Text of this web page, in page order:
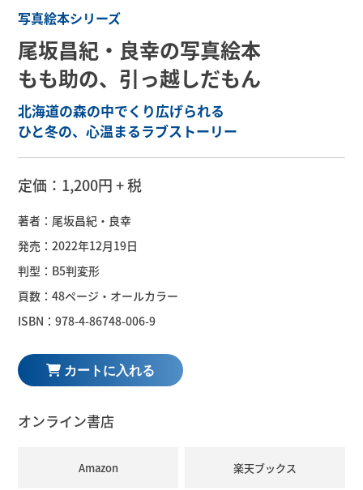
写真絵本シリーズ
尾坂昌紀・良幸の写真絵本
もも助の、引っ越しだもん
北海道の森の中でくり広げられる
ひと冬の、心温まるラブストーリー
定価：1,200円 + 税
著者：尾坂昌紀・良幸
発売：2022年12月19日
判型：B5判変形
頁数：48ページ・オールカラー
ISBN：978-4-86748-006-9
オンライン書店
Amazon 楽天ブックス